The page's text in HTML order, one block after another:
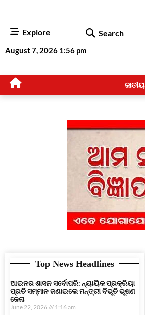
Explore Search
August 7, 2026 1:56 pm
ଜାତୀୟ
Top News Headlines
ଆଇନର ଶାସନ ସର୍ବୋପରି: ନ୍ୟାୟିକ ପ୍ରକ୍ରିୟା
ପ୍ରତି ସମ୍ମାନ ଜଣାଇଲେ ମନ୍ତ୍ରୀ ବିଭୂତି ଭୂଷଣ
ଜେନା
June 22, 2026 1:16 am